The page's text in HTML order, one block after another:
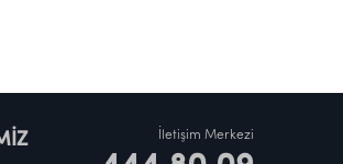
İletişim Merkezi